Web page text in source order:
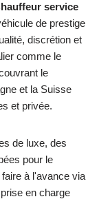
service
de prestige
discrétion et
comme le
le
et la Suisse
et privée.
de luxe, des
pour le
à l'avance via
en charge